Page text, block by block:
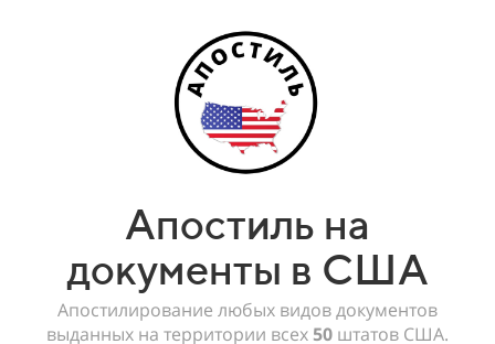
Апостиль на
документы в США
Апостилирование любых видов документов
выданных на территории всех 50 штатов США.